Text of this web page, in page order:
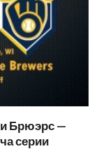
Брюэрс —
серии